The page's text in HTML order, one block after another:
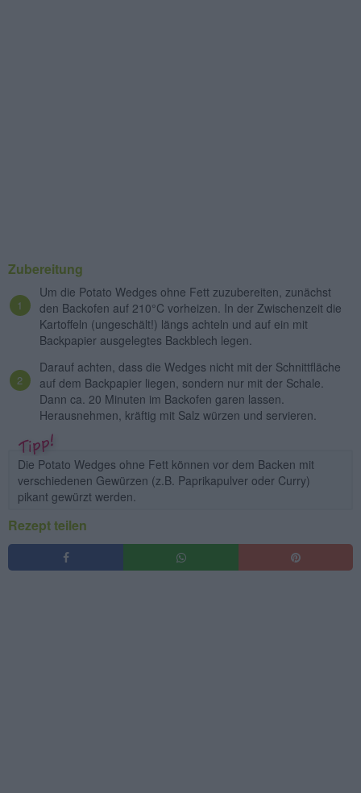
Zubereitung
Um die Potato Wedges ohne Fett zuzubereiten, zunächst
den Backofen auf 210°C vorheizen. In der Zwischenzeit die
Kartoffeln (ungeschält!) längs achteln und auf ein mit
Backpapier ausgelegtes Backblech legen.
Darauf achten, dass die Wedges nicht mit der Schnittfläche
auf dem Backpapier liegen, sondern nur mit der Schale.
Dann ca. 20 Minuten im Backofen garen lassen.
Herausnehmen, kräftig mit Salz würzen und servieren.
Die Potato Wedges ohne Fett können vor dem Backen mit
verschiedenen Gewürzen (z.B. Paprikapulver oder Curry)
pikant gewürzt werden.
Rezept teilen